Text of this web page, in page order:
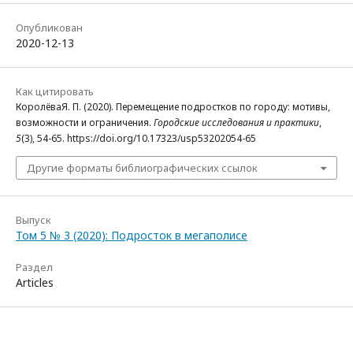
Опубликован
2020-12-13
Как цитировать
КоролёваЯ. П. (2020). Перемещение подростков по городу: мотивы,
возможности и ограничения. Городские исследования и практики,
5(3), 54-65. https://doi.org/10.17323/usp53202054-65
Другие форматы библиографических ссылок
Выпуск
Том 5 № 3 (2020): Подросток в мегаполисе
Раздел
Articles